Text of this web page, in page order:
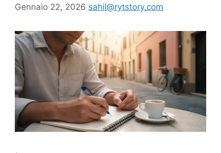
Gennaio 22, 2026 sahil@rytstory.com